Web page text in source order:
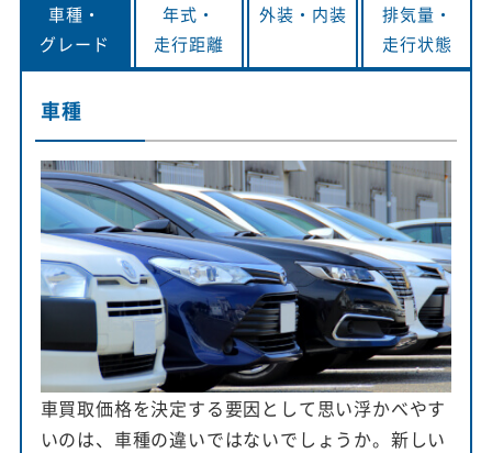
車種・
グレード
年式・
走行距離
外装・ 内装
排気量・
走行状態
車種
車買取価格を決定する要因として思い浮かべやす
いのは、車種の違いではないでしょうか。新しい